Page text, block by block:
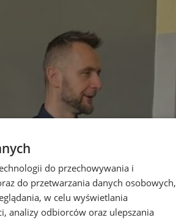
do przechowywania i
do przetwarzania danych osobowych,
w celu wyświetlania
analizy odbiorców oraz ulepszania